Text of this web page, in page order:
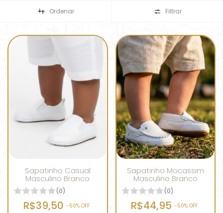
Ordenar Filtrar
Sapatinho Casual
Masculino Branco
(0)
R$39,50-50% OFF
Sapatinho Mocassim
Masculino Branco
(0)
R$44,95-50% OFF